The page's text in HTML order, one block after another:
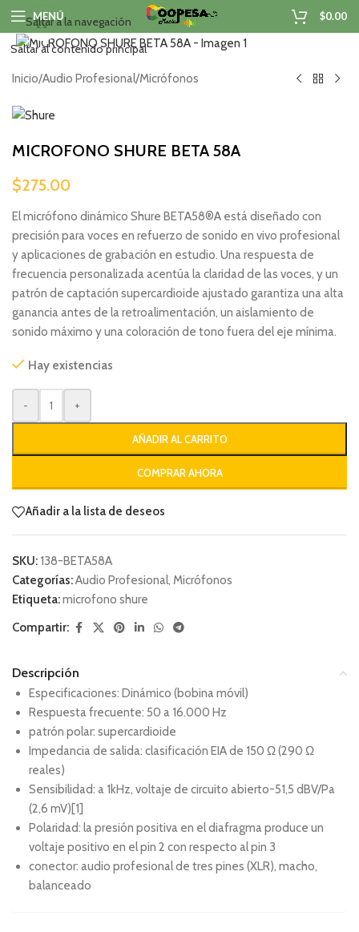
Saltar a la navegación
Saltar al contenido principal
MENÚ $0.00
Haga clic para ampliar
Inicio/Audio Profesional/Micrófonos
MICROFONO SHURE BETA 58A
$275.00
El micrófono dinámico Shure BETA58®A está diseñado con
precisión para voces en refuerzo de sonido en vivo profesional
y aplicaciones de grabación en estudio. Una respuesta de
frecuencia personalizada acentúa la claridad de las voces, y un
patrón de captación supercardioide ajustado garantiza una alta
ganancia antes de la retroalimentación, un aislamiento de
sonido máximo y una coloración de tono fuera del eje mínima.
Hay existencias
- +
AÑADIR AL CARRITO
COMPRAR AHORA
Añadir a la lista de deseos
SKU: 138-BETA58A
Categorías:Audio Profesional, Micrófonos
Etiqueta:microfono shure
Compartir:
Descripción
Especificaciones: Dinámico (bobina móvil)
Respuesta frecuente: 50 a 16.000 Hz
patrón polar: supercardioide
Impedancia de salida: clasificación EIA de 150 Ω (290 Ω
reales)
Sensibilidad: a 1kHz, voltaje de circuito abierto-51,5 dBV/Pa
(2,6 mV)[1]
Polaridad: la presión positiva en el diafragma produce un
voltaje positivo en el pin 2 con respecto al pin 3
conector: audio profesional de tres pines (XLR), macho,
balanceado